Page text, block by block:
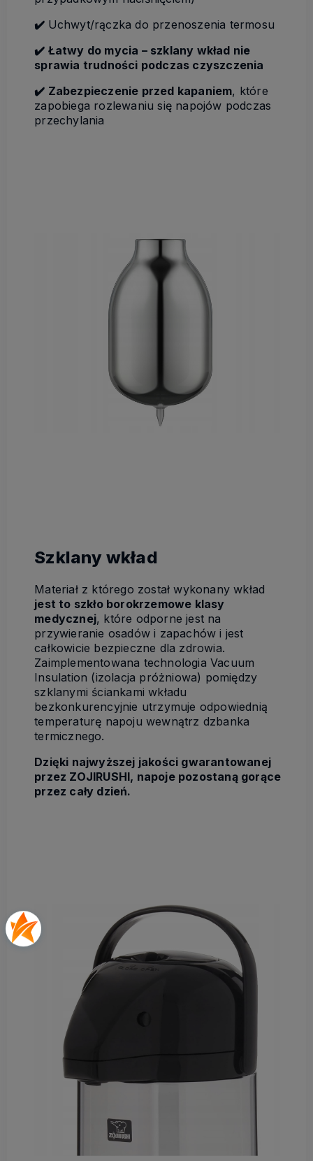
✔️ Uchwyt/rączka do przenoszenia termosu
✔️ Łatwy do mycia – szklany wkład nie
sprawia trudności podczas czyszczenia
✔️ Zabezpieczenie przed kapaniem, które
zapobiega rozlewaniu się napojów podczas
przechylania
Szklany wkład
Materiał z którego został wykonany wkład
jest to szkło borokrzemowe klasy
medycznej, które odporne jest na
przywieranie osadów i zapachów i jest
całkowicie bezpieczne dla zdrowia.
Zaimplementowana technologia Vacuum
Insulation (izolacja próżniowa) pomiędzy
szklanymi ściankami wkładu
bezkonkurencyjnie utrzymuje odpowiednią
temperaturę napoju wewnątrz dzbanka
termicznego.
Dzięki najwyższej jakości gwarantowanej
przez ZOJIRUSHI, napoje pozostaną gorące
przez cały dzień.